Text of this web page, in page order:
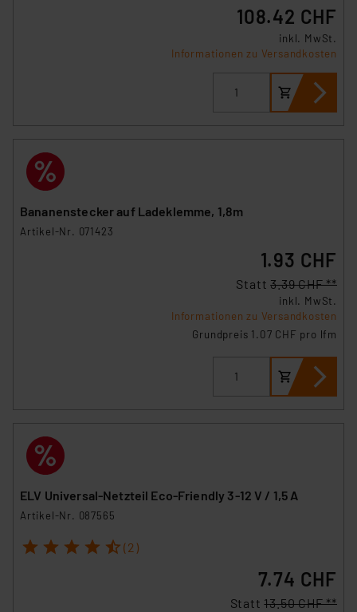
108.42 CHF
inkl. MwSt.
Informationen zu Versandkosten
Bananenstecker auf Ladeklemme, 1,8m
Artikel-Nr. 071423
1.93 CHF
Statt3.39 CHF **
inkl. MwSt.
Informationen zu Versandkosten
Grundpreis 1.07 CHF pro lfm
ELV Universal-Netzteil Eco-Friendly 3-12 V / 1,5 A
Artikel-Nr. 087565
1 2 3 4 5 (2)
7.74 CHF
Statt13.50 CHF **